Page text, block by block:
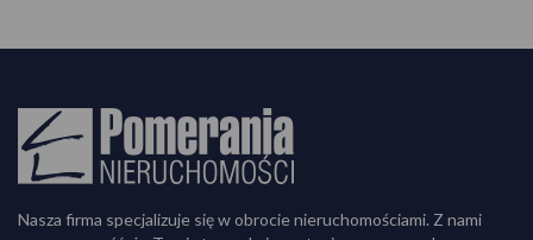
Nasza firma specjalizuje się w obrocie nieruchomościami. Z nami